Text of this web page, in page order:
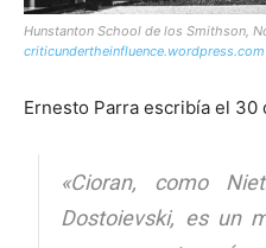
Hunstanton School de los Smithson,
criticundertheinfluence.wordpress.com
Ernesto Parra escribía el 30
«Cioran, como
Dostoievski, es un